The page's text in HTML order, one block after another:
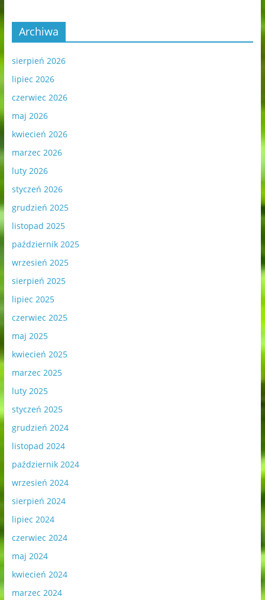
Archiwa
sierpień 2026
lipiec 2026
czerwiec 2026
maj 2026
kwiecień 2026
marzec 2026
luty 2026
styczeń 2026
grudzień 2025
listopad 2025
październik 2025
wrzesień 2025
sierpień 2025
lipiec 2025
czerwiec 2025
maj 2025
kwiecień 2025
marzec 2025
luty 2025
styczeń 2025
grudzień 2024
listopad 2024
październik 2024
wrzesień 2024
sierpień 2024
lipiec 2024
czerwiec 2024
maj 2024
kwiecień 2024
marzec 2024